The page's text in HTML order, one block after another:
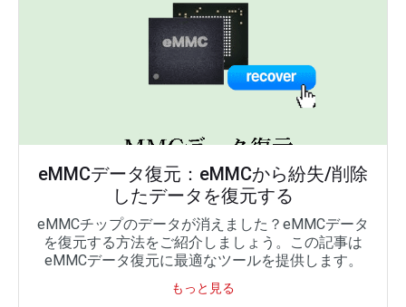
eMMCデータ復元：eMMCから紛失/削除
したデータを復元する
eMMCチップのデータが消えました？eMMCデータ
を復元する方法をご紹介しましょう。この記事は
eMMCデータ復元に最適なツールを提供します。
もっと見る